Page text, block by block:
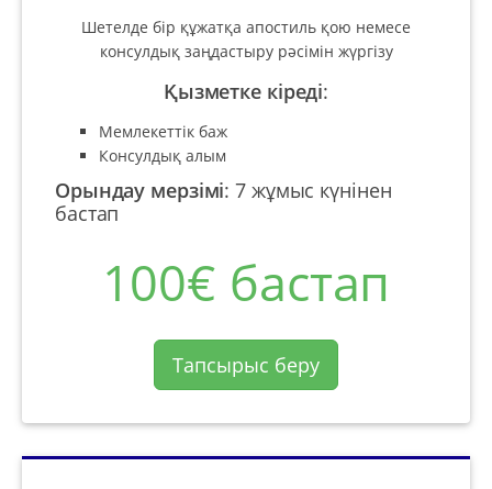
Шетелде бір құжатқа апостиль қою немесе
консулдық заңдастыру рәсімін жүргізу
Қызметке кіреді:
Мемлекеттік баж
Консулдық алым
Орындау мерзімі:7 жұмыс күнінен
бастап
100€ бастап
Тапсырыс беру